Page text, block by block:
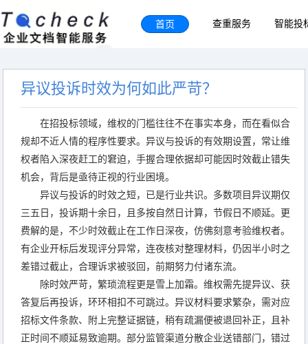
首页 查重服务 智能投
异议投诉时效为何如此严苛？
在招投标领域，维权的门槛往往不在事实本身，而在看似合
规却不近人情的程序性要求。异议与投诉的有效期设置，常让维
权者陷入深夜赶工的窘迫，手握合理依据却可能因时效截止错失
机会，背后是亟待正视的行业困境。
异议与投诉的时效之短，已是行业共识。多数项目异议期仅
三五日，投诉期十余日，且多按自然日计算，节假日不顺延。更
费解的是，不少时效截止在工作日深夜，仿佛刻意考验维权者。
有企业开标后发现评分异常，连夜核对整理材料，仍因半小时之
差错过截止，合理诉求被驳回，前期努力付诸东流。
除时效严苛，繁琐流程更是雪上加霜。维权需先提异议、获
答复后再投诉，环环相扣不可跳过。异议材料要求繁杂，需对应
招标文件条款、附上完整证据链，稍有疏漏便被退回补正，且补
正时间不顺延易致逾期。部分监管渠道分散企业送错部门，错过